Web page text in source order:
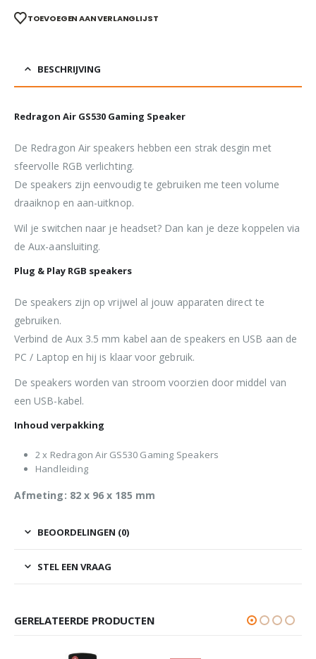
TOEVOEGEN AAN VERLANGLIJST
BESCHRIJVING
Redragon Air GS530 Gaming Speaker
De Redragon Air speakers hebben een strak desgin met
sfeervolle RGB verlichting.
De speakers zijn eenvoudig te gebruiken me teen volume
draaiknop en aan-uitknop.
Wil je switchen naar je headset? Dan kan je deze koppelen via
de Aux-aansluiting.
Plug & Play RGB speakers
De speakers zijn op vrijwel al jouw apparaten direct te
gebruiken.
Verbind de Aux 3.5 mm kabel aan de speakers en USB aan de
PC / Laptop en hij is klaar voor gebruik.
De speakers worden van stroom voorzien door middel van
een USB-kabel.
Inhoud verpakking
2 x Redragon Air GS530 Gaming Speakers
Handleiding
Afmeting: 82 x 96 x 185 mm
BEOORDELINGEN (0)
STEL EEN VRAAG
GERELATEERDE PRODUCTEN